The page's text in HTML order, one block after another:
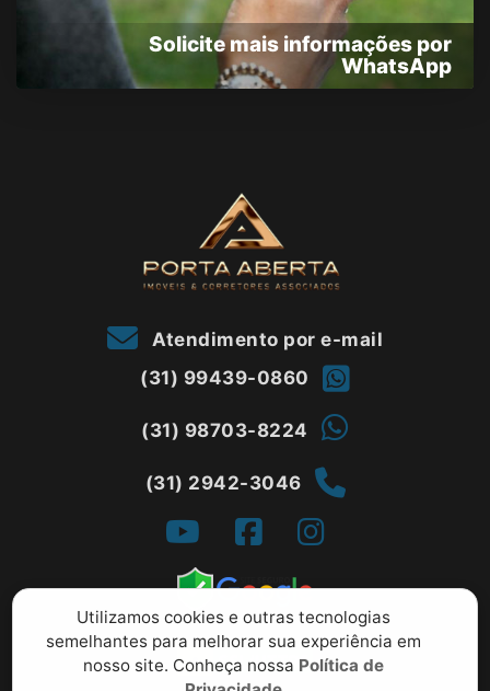
Utilizamos cookies e outras tecnologias
semelhantes para melhorar sua experiência em
nosso site. Conheça nossa Política de
Solicite mais informações por
WhatsApp
Atendimento por e-mail
(31) 99439-0860
(31) 98703-8224
(31) 2942-3046